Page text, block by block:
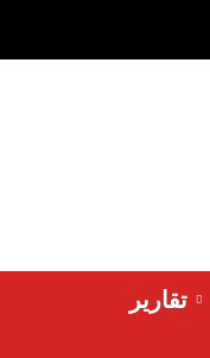
Friday 2026-08-07
تقارير